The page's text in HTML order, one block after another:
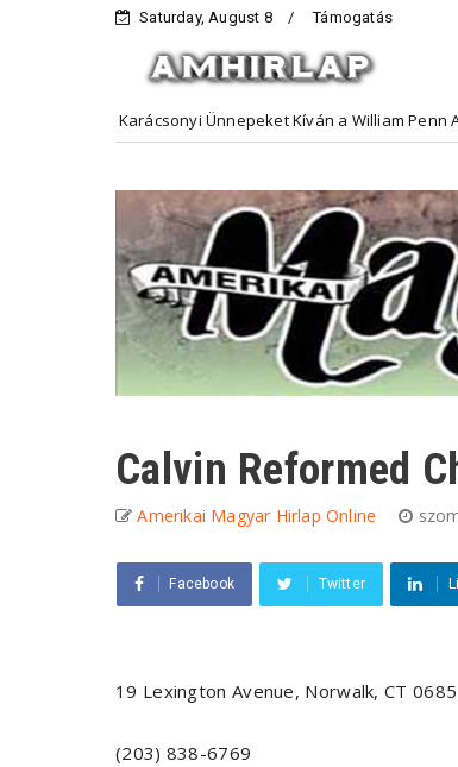
Saturday, August 8 Támogatás
Karácsonyi Ünnepeket Kíván a William Penn Association
Calvin Reformed
Amerikai Magyar Hirlap Online
Facebook Twitter
19 Lexington Avenue, Norwalk, CT
(203) 838-6769